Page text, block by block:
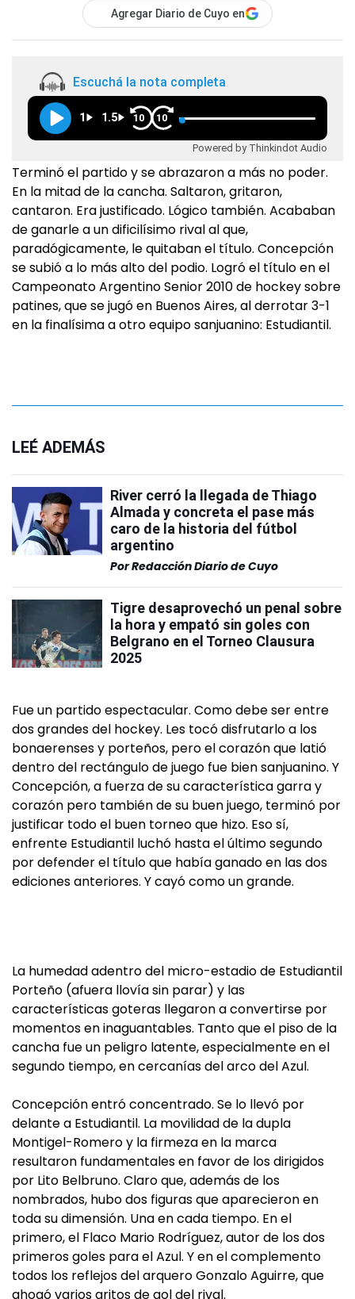
Agregar Diario de Cuyo en
Escuchá la nota completa
1 1.5 10 10
Powered by Thinkindot Audio
Terminó el partido y se abrazaron a más no poder.
En la mitad de la cancha. Saltaron, gritaron,
cantaron. Era justificado. Lógico también. Acababan
de ganarle a un dificilísimo rival al que,
paradógicamente, le quitaban el título. Concepción
se subió a lo más alto del podio. Logró el título en el
Campeonato Argentino Senior 2010 de hockey sobre
patines, que se jugó en Buenos Aires, al derrotar 3-1
en la finalísima a otro equipo sanjuanino: Estudiantil.
LEÉ ADEMÁS
River cerró la llegada de Thiago
Almada y concreta el pase más
caro de la historia del fútbol
argentino
PorRedacción Diario de Cuyo
Tigre desaprovechó un penal sobre
la hora y empató sin goles con
Belgrano en el Torneo Clausura
2025
Fue un partido espectacular. Como debe ser entre
dos grandes del hockey. Les tocó disfrutarlo a los
bonaerenses y porteños, pero el corazón que latió
dentro del rectángulo de juego fue bien sanjuanino. Y
Concepción, a fuerza de su característica garra y
corazón pero también de su buen juego, terminó por
justificar todo el buen torneo que hizo. Eso sí,
enfrente Estudiantil luchó hasta el último segundo
por defender el título que había ganado en las dos
ediciones anteriores. Y cayó como un grande.
La humedad adentro del micro-estadio de Estudiantil
Porteño (afuera llovía sin parar) y las
características goteras llegaron a convertirse por
momentos en inaguantables. Tanto que el piso de la
cancha fue un peligro latente, especialmente en el
segundo tiempo, en cercanías del arco del Azul.
Concepción entró concentrado. Se lo llevó por
delante a Estudiantil. La movilidad de la dupla
Montigel-Romero y la firmeza en la marca
resultaron fundamentales en favor de los dirigidos
por Lito Belbruno. Claro que, además de los
nombrados, hubo dos figuras que aparecieron en
toda su dimensión. Una en cada tiempo. En el
primero, el Flaco Mario Rodríguez, autor de los dos
primeros goles para el Azul. Y en el complemento
todos los reflejos del arquero Gonzalo Aguirre, que
ahogó varios gritos de gol del rival.